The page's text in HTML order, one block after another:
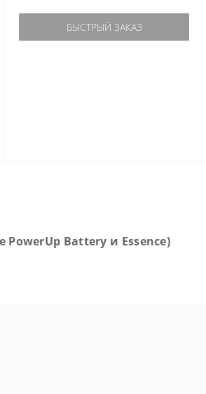
БЫСТРЫЙ ЗАКАЗ
Battery и Essence)